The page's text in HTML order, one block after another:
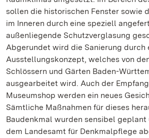
sollen die historischen Fenster sowie
im Inneren durch eine speziell
außenliegende Schutzverglasung
Abgerundet wird die Sanierung durch
Ausstellungskonzept, welches von
Schlössern und Gärten Baden-
ausgearbeitet wird. Auch der
Museumshop werden ein neues
Sämtliche Maßnahmen für dieses
Baudenkmal wurden sensibel
dem Landesamt für Denkmalpflege